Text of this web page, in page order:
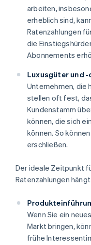
arbeiten,
erheblich sind,
Ratenzahlungen
die
Abonnements
Luxusgüter und
Unternehmen, die
stellen oft fest,
Kundenstamm
können, die sich
können. So
erschließen.
Der ideale Zeitpunkt
Ratenzahlungen
Wenn Sie ein
Markt bringen,
frühe